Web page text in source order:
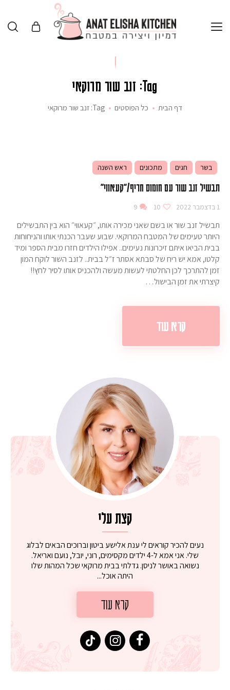
Tag: זנב שור מרוקאי
דף הבית כל הפוסטים Tag: זנב שור מרוקאי
בשר חגים מתכונים ראש השנה
תבשיל זנב שור עם חומוס חריף/"קעאווי"
1 בדצמבר 2022 10
9
תבשיל זנב שור או בשם שאני מכירה אותו, ״קעאווי״ הוא בין התבשילים
היותר טעימים של המטבח המרוקאי. שבוע שעבר הכנתי אותו והניחוחות
בבית הביאו איתם זיכרונות נעימים.. אפילו הילדים חזרו מבית הספר ומיד
קלטו, אמא יש ריח של סבתא אסתר ז״ל בבית.. לזנב השור לוקח המון
זמן להתרכך לכן החלטתי לעשות מעשה ולהכניס אותו לסיר לחץ!!
קיצרתי את זמן הבישול…
קרא עוד
קצת עלי
נעים להכיר קוראים לי ענת אלישע ביטון וברוכים הבאים לבלוג
שלי. אני אמא ל-4 ילדים מקסימים, רוני, יובל, נועם ואריאל.
נשואה באושר לניסן. גדלתי בבית מרוקאי שכל המהות שלו
היתה אוכל...
קרא עוד